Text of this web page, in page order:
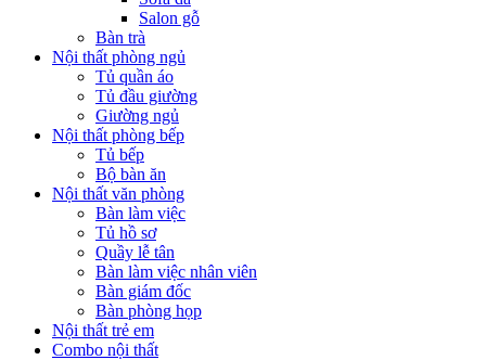
Salon gỗ
Bàn trà
Nội thất phòng ngủ
Tủ quần áo
Tủ đầu giường
Giường ngủ
Nội thất phòng bếp
Tủ bếp
Bộ bàn ăn
Nội thất văn phòng
Bàn làm việc
Tủ hồ sơ
Quầy lễ tân
Bàn làm việc nhân viên
Bàn giám đốc
Bàn phòng họp
Nội thất trẻ em
Combo nội thất